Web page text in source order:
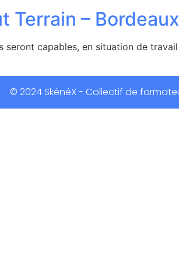
Terrain –
seront capables, en situation de
© 2024 SkénéX - Collectif de